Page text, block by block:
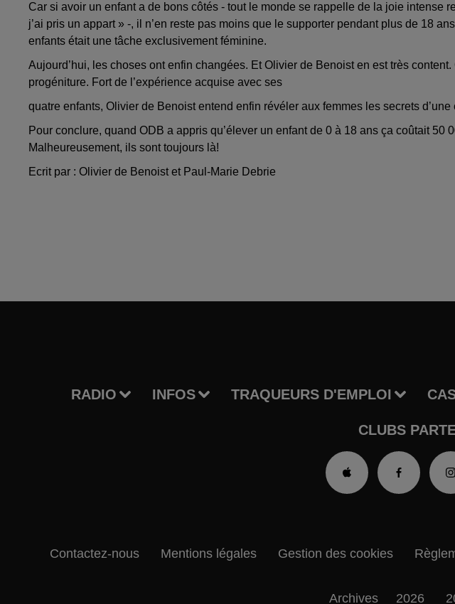
Car si avoir un enfant a de bons côtés - tout le monde se rappelle de la joie intense
j’ai pris un appart » -, il n’en reste pas moins que le supporter pendant plus de 18
enfants était une tâche exclusivement féminine.
Aujourd’hui, les choses ont enfin changées. Et Olivier de Benoist en est très
progéniture. Fort de l’expérience acquise avec ses
quatre enfants, Olivier de Benoist entend enfin révéler aux femmes les secrets
Pour conclure, quand ODB a appris qu’élever un enfant de 0 à 18 ans ça coûtait
Malheureusement, ils sont toujours là!
Ecrit par : Olivier de Benoist et Paul-Marie Debrie
RADIO INFOS TRAQUEURS D'EMPLOI
CLUBS
Contactez-nous Mentions légales Gestion des cookies
Archives 2026